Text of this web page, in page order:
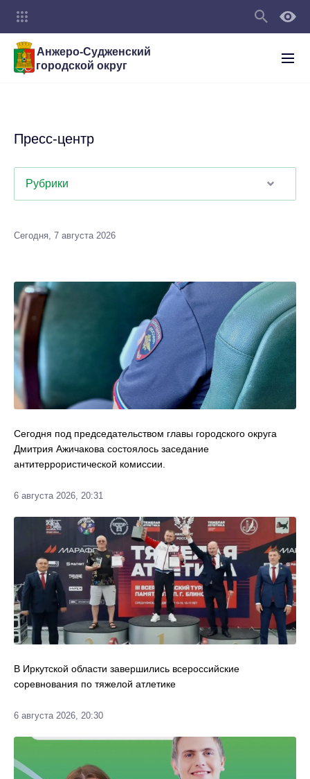
Анжеро-Судженский
городской округ
Пресс-центр
Рубрики
Сегодня, 7 августа 2026
Сегодня под председательством главы городского округа
Дмитрия Ажичакова состоялось заседание
антитеррористической комиссии.
6 августа 2026, 20:31
В Иркутской области завершились всероссийские
соревнования по тяжелой атлетике
6 августа 2026, 20:30